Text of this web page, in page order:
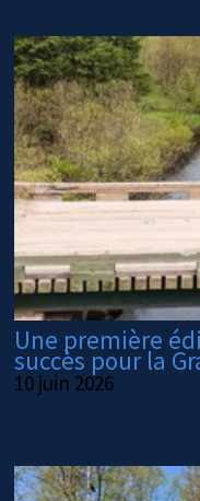
Une première
succès pour la
10 juin 2026